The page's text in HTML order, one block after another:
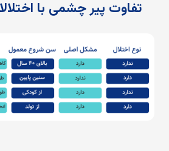
تفاوت پیر چشمی با